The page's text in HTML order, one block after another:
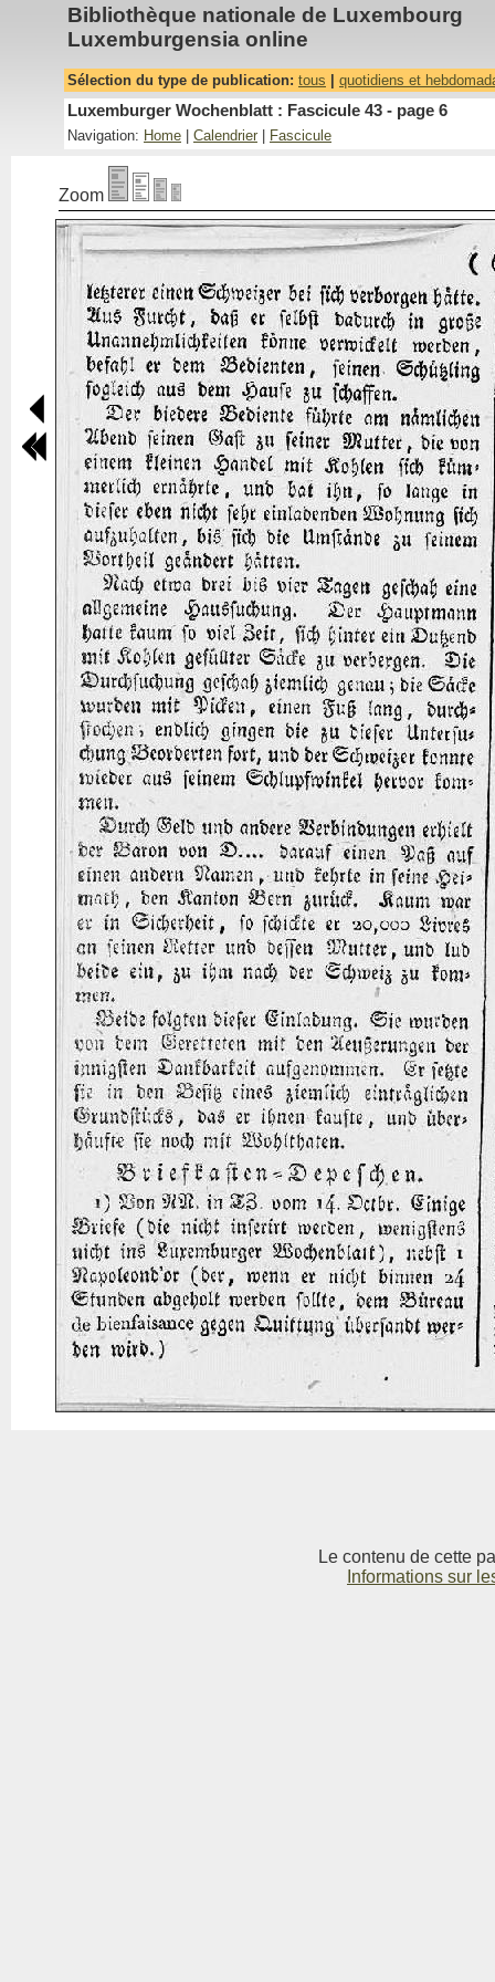
Bibliothèque nationale de Luxembourg
Luxemburgensia online
Sélection du type de publication: tous quotidiens et
Luxemburger Wochenblatt : Fascicule 43 - page 6
Navigation: Home Calendrier Fascicule
Zoom
Le contenu de cette
Informations sur